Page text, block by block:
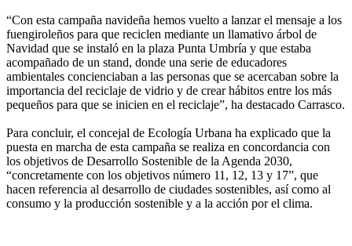
“Con esta campaña navideña hemos vuelto a lanzar el mensaje a los
fuengiroleños para que reciclen mediante un llamativo árbol de
Navidad que se instaló en la plaza Punta Umbría y que estaba
acompañado de un stand, donde una serie de educadores
ambientales concienciaban a las personas que se acercaban sobre la
importancia del reciclaje de vidrio y de crear hábitos entre los más
pequeños para que se inicien en el reciclaje”, ha destacado Carrasco.
Para concluir, el concejal de Ecología Urbana ha explicado que la
puesta en marcha de esta campaña se realiza en concordancia con
los objetivos de Desarrollo Sostenible de la Agenda 2030,
“concretamente con los objetivos número 11, 12, 13 y 17”, que
hacen referencia al desarrollo de ciudades sostenibles, así como al
consumo y la producción sostenible y a la acción por el clima.